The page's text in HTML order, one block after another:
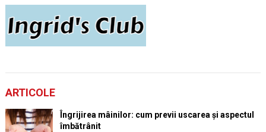
ARTICOLE
Îngrijirea mâinilor: cum previi uscarea și aspectul
îmbătrânit